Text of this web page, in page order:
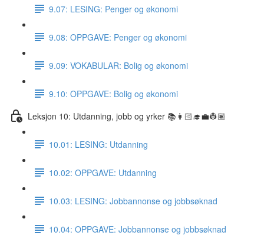
9.07: LESING: Penger og økonomi
9.08: OPPGAVE: Penger og økonomi
9.09: VOKABULAR: Bolig og økonomi
9.10: OPPGAVE: Bolig og økonomi
Leksjon 10: Utdanning, jobb og yrker 📚👩🏻‍🎓💼👷🏽
10.01: LESING: Utdanning
10.02: OPPGAVE: Utdanning
10.03: LESING: Jobbannonse og jobbsøknad
10.04: OPPGAVE: Jobbannonse og jobbsøknad